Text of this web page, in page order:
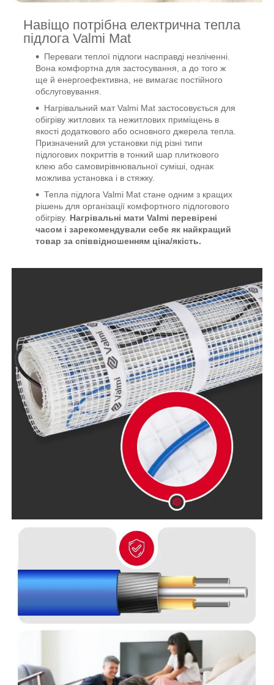
Навіщо потрібна електрична тепла
підлога Valmi Mat
Переваги теплої підлоги насправді незліченні.
Вона комфортна для застосування, а до того ж
ще й енергоефективна, не вимагає постійного
обслуговування.
Нагрівальний мат Valmi Mat застосовується для
обігріву житлових та нежитлових приміщень в
якості додаткового або основного джерела тепла.
Призначений для установки під різні типи
підлогових покриттів в тонкий шар плиткового
клею або самовирівнювальної суміші, однак
можлива установка і в стяжку.
Тепла підлога Valmi Mat стане одним з кращих
рішень для організації комфортного підлогового
обігріву. Нагрівальні мати Valmi перевірені
часом і зарекомендували себе як найкращий
товар за співвідношенням ціна/якість.